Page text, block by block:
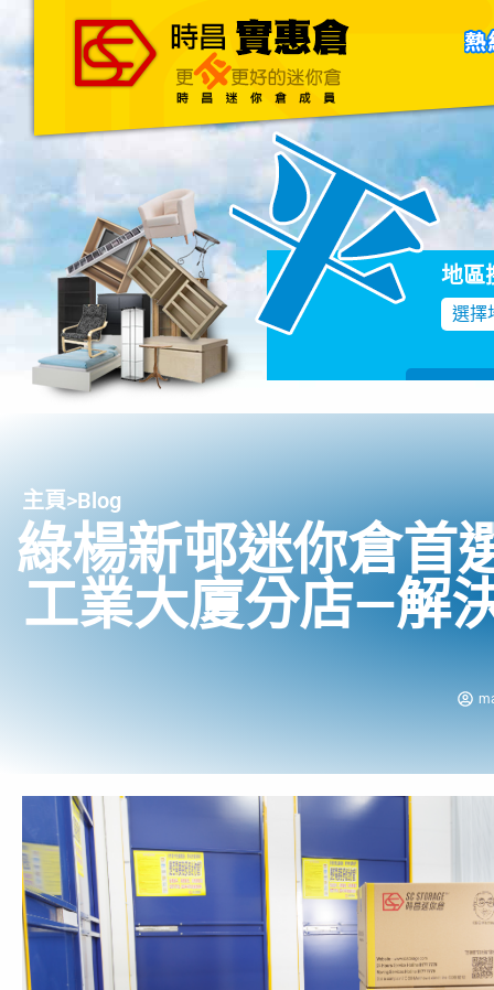
主頁 關於我們 聯絡我們
地區
選擇
主頁>Blog
綠楊新邨迷你倉首
工業大廈分店—解